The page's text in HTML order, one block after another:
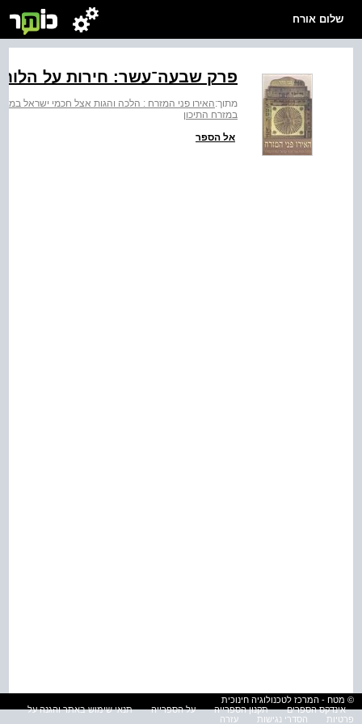
שלום אורח
פרק שבעה־עשר: חירות על
מתוך:האירו פני המזרח : הלכה והגות אצל חכמי ישראל
במזרח התיכון
אל הספר
© מטח - המרכז לטכנולוגיה חינוכית
אינדקס הספרים
תקנון הספרייה על הספרייה
תנאי שימוש באתר והגנה על
פרטיות
הסדרי נגישות עזרה